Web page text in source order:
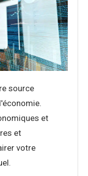
source
et
et
votre